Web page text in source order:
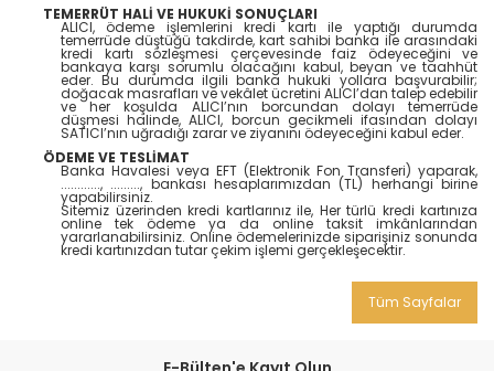
TEMERRÜT HALİ VE HUKUKİ SONUÇLARI
ALICI, ödeme işlemlerini kredi kartı ile yaptığı durumda
temerrüde düştüğü takdirde, kart sahibi banka ile arasındaki
kredi kartı sözleşmesi çerçevesinde faiz ödeyeceğini ve
bankaya karşı sorumlu olacağını kabul, beyan ve taahhüt
eder. Bu durumda ilgili banka hukuki yollara başvurabilir;
doğacak masrafları ve vekâlet ücretini ALICI’dan talep edebilir
ve her koşulda ALICI’nın borcundan dolayı temerrüde
düşmesi halinde, ALICI, borcun gecikmeli ifasından dolayı
SATICI’nın uğradığı zarar ve ziyanını ödeyeceğini kabul eder.
ÖDEME VE TESLİMAT
Banka Havalesi veya EFT (Elektronik Fon Transferi) yaparak,
............, ........., bankası hesaplarımızdan (TL) herhangi birine
yapabilirsiniz.
Sitemiz üzerinden kredi kartlarınız ile, Her türlü kredi kartınıza
online tek ödeme ya da online taksit imkânlarından
yararlanabilirsiniz. Online ödemelerinizde siparişiniz sonunda
kredi kartınızdan tutar çekim işlemi gerçekleşecektir.
Tüm Sayfalar